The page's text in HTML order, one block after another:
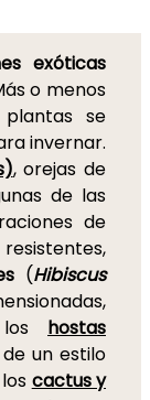
exóticas
o menos
se
invernar.
, orejas de
de las
de
(Hibiscus
hostas
un estilo
cactus y